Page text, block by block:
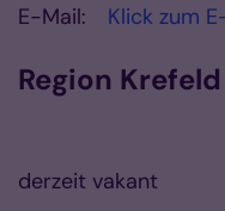
E-Mail:
Klick zum
Region Krefeld
derzeit vakant